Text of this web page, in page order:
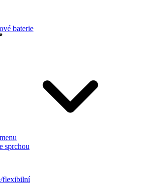
baterie
sprchou
flexibilní